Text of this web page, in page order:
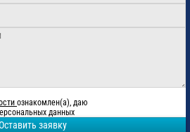
ознакомлен(а), даю
данных
заявку